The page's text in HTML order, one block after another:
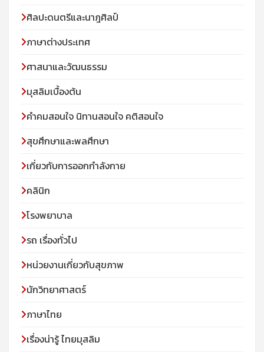
ศิลปะดนตรีและนาฎศิลป์
ภาษาต่างประเทศ
ศาสนาและวัฒนธรรม
มุสลิมเบื้องต้น
คําคมสอนใจ นิทานสอนใจ คติสอนใจ
สุขศึกษาและพลศึกษา
เกี่ยวกับการออกกำลังกาย
คลินิก
โรงพยาบาล
รถ เรื่องทั่วไป
หน่วยงานเกี่ยวกับสุขภาพ
นักวิทยาศาสตร์
ภาษาไทย
เรื่องน่ารู้ ไทยมุสลิม